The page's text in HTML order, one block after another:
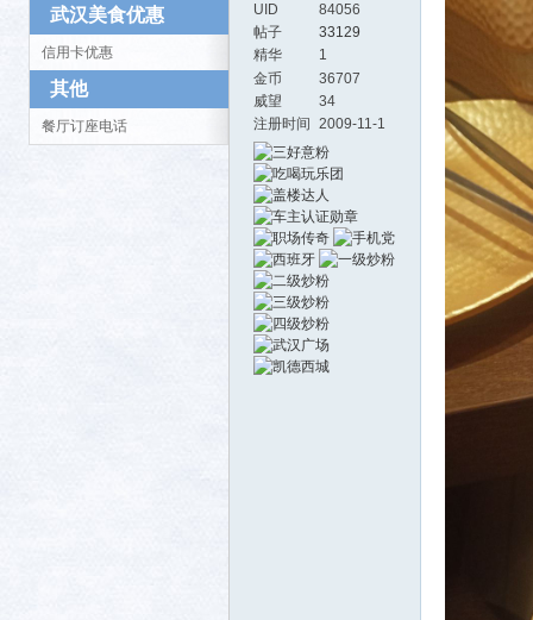
武汉
武汉美食优惠
信用卡优惠
其他
餐厅订座电话
UID
84056
帖子
33129
精华
1
金币
36707
威望
34
注册时间
2009-11-1